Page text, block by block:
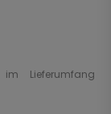
Lieferumfang